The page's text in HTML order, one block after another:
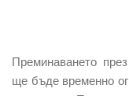
Преминаването
ще бъде временно